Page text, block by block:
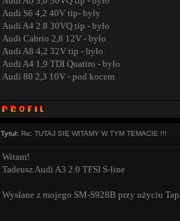
Audi S6 4,2 40V tip- były
Audi A4 2.8 30VQ tip - było
Audi Cabrio 2,8 12V - było
Audi A8 4,2 32V tip - było
Audi A4 1,9 TDI Quattro - było
Audi 80 2,3 10V - pod kocem
Tytuł: Re: TUTAJ SIĘ WITAMY W TYM TEMACIE !!!
Witam!
Tadeusz Audi A3 2.0 TFSI S-line
Wysłane z mojego SM-S928B przy użyciu